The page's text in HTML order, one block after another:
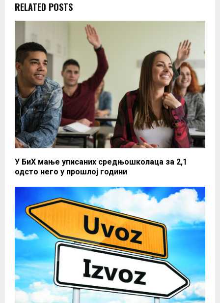
RELATED POSTS
У БиХ мање уписаних средњошколаца за 2,1
одсто него у прошлој години